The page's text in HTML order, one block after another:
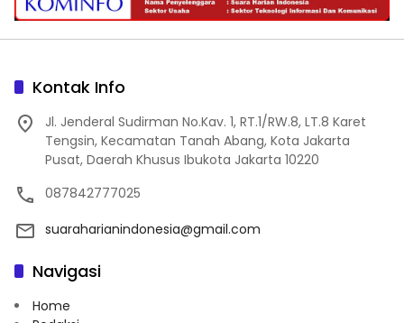
Kontak Info
Jl. Jenderal Sudirman No.Kav. 1, RT.1/RW.8, LT.8 Karet
Tengsin, Kecamatan Tanah Abang, Kota Jakarta
Pusat, Daerah Khusus Ibukota Jakarta 10220
087842777025
suaraharianindonesia@gmail.com
Navigasi
Home